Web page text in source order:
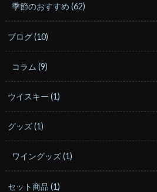
季節のおすすめ(62)
ブログ(10)
コラム(9)
ウイスキー(1)
グッズ(1)
ワイングッズ(1)
セット商品(1)